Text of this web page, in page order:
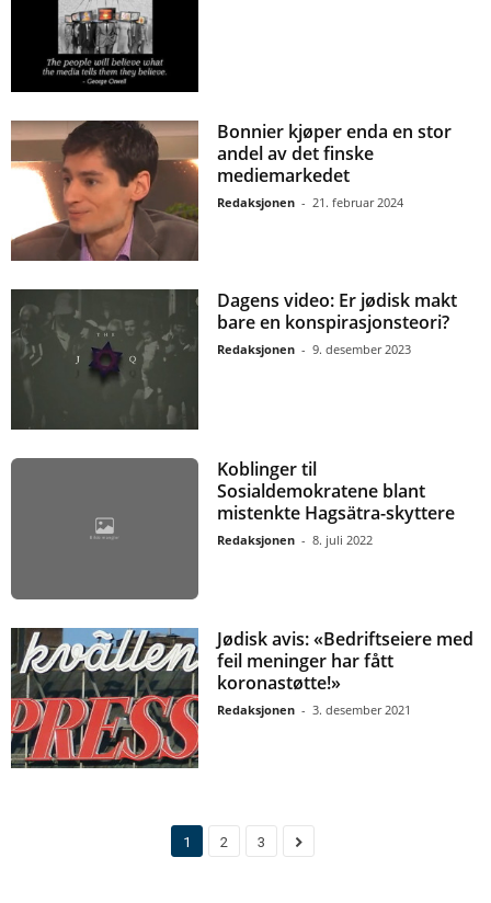
Bonnier kjøper enda en stor
andel av det finske
mediemarkedet
Redaksjonen - 21. februar 2024
Dagens video: Er jødisk makt
bare en konspirasjonsteori?
Redaksjonen - 9. desember 2023
Koblinger til
Sosialdemokratene blant
mistenkte Hagsätra-skyttere
Redaksjonen - 8. juli 2022
Jødisk avis: «Bedriftseiere med
feil meninger har fått
koronastøtte!»
Redaksjonen - 3. desember 2021
1 2 3